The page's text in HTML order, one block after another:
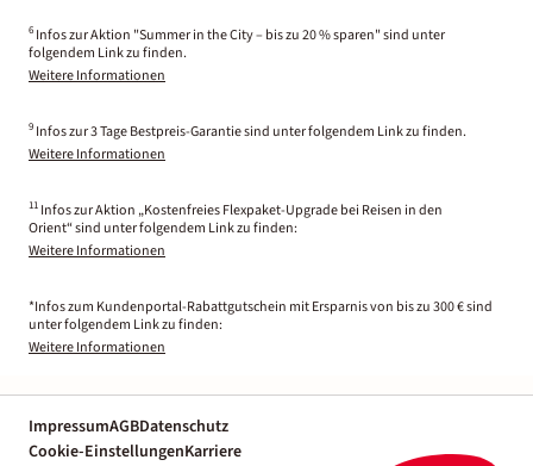
6 Infos zur Aktion "Summer in the City – bis zu 20 % sparen" sind unter
folgendem Link zu finden.
Weitere Informationen
9 Infos zur 3 Tage Bestpreis-Garantie sind unter folgendem Link zu finden.
Weitere Informationen
11 Infos zur Aktion „Kostenfreies Flexpaket-Upgrade bei Reisen in den
Orient“ sind unter folgendem Link zu finden:
Weitere Informationen
*Infos zum Kundenportal-Rabattgutschein mit Ersparnis von bis zu 300 € sind
unter folgendem Link zu finden:
Weitere Informationen
ImpressumAGBDatenschutz
Cookie-EinstellungenKarriere